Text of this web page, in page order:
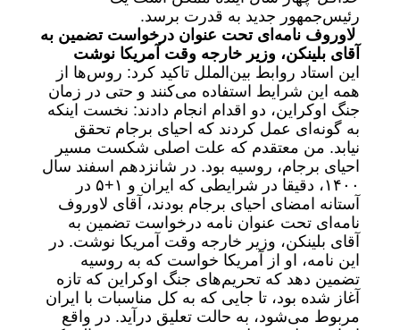
رئیس‌جمهور جدید به قدرت برسد.
لاوروف نامه‌ای تحت عنوان درخواست تضمین به
آقای بلینکن، وزیر خارجه وقت آمریکا نوشت
این استاد روابط بین‌الملل تاکید کرد: روس‌ها از
همه این شرایط استفاده می‌کنند و حتی در زمان
جنگ اوکراین، دو اقدام انجام دادند: نخست اینکه
به گونه‌ای عمل کردند که احیای برجام تحقق
نیابد. من معتقدم که علت اصلی شکست مسیر
احیای برجام، روسیه بود. در شانزدهم اسفند سال
۱۴۰۰، دقیقا در شرایطی که ایران و ۱+۵ در
آستانه امضای احیای برجام بودند، آقای لاوروف
نامه‌ای تحت عنوان نامه درخواست تضمین به
آقای بلینکن، وزیر خارجه وقت آمریکا نوشت. در
این نامه، او از آمریکا خواست که به روسیه
تضمین دهد که تحریم‌های جنگ اوکراین که تازه
آغاز شده بود، تا جایی که به کل مناسبات با ایران
مربوط می‌شود، به حالت تعلیق درآید. در واقع